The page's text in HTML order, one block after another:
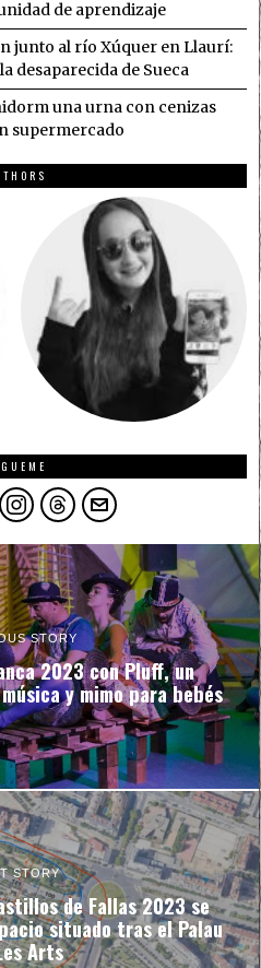
de aprendizaje
junto al río Xúquer en Llaurí:
desaparecida de Sueca
una urna con cenizas
supermercado
STORY
2023 con Pluff, un
y mimo para bebés
STORY
de Fallas 2023 se
situado tras el Palau
Arts